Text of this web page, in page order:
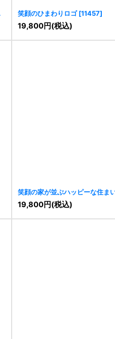
笑顔のひまわりロゴ [11457]
19,800円(税込)
笑顔の家が並ぶハッピーな住ま
[11319]
19,800円(税込)